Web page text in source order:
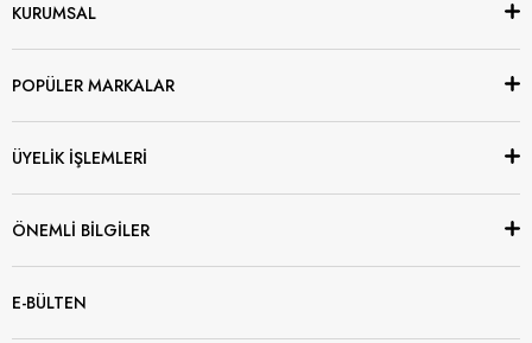
KURUMSAL
POPÜLER MARKALAR
ÜYELİK İŞLEMLERİ
ÖNEMLİ BİLGİLER
E-BÜLTEN